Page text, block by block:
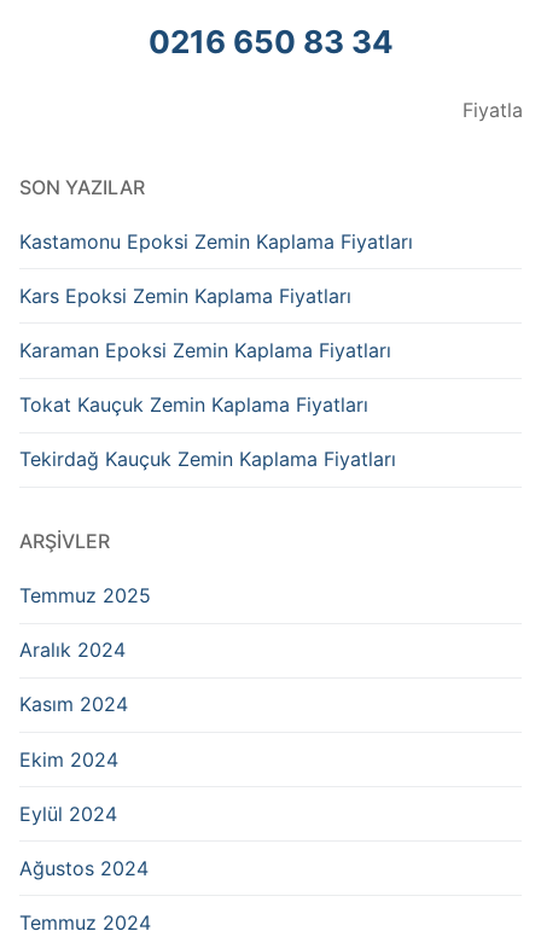
0216 650 83 34
Fiyatlar Kur
SON YAZILAR
Kastamonu Epoksi Zemin Kaplama Fiyatları
Kars Epoksi Zemin Kaplama Fiyatları
Karaman Epoksi Zemin Kaplama Fiyatları
Tokat Kauçuk Zemin Kaplama Fiyatları
Tekirdağ Kauçuk Zemin Kaplama Fiyatları
ARŞIVLER
Temmuz 2025
Aralık 2024
Kasım 2024
Ekim 2024
Eylül 2024
Ağustos 2024
Temmuz 2024